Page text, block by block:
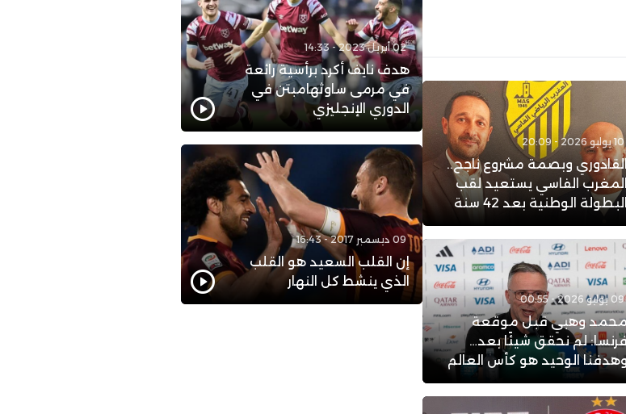
10 يوليو 2026 - 20:09
القادوري وبصمة مشروع ناجح..
الفاسي يستعيد لقب
البطولة الوطنية بعد 42 سنة
09 يوليو 2026 - 00:55
وهبي قبل موقعة
لم نحقق شيئًا بعد…
وهدفنا الوحيد هو كأس العالم
02 أبريل 2023 - 14:33
هدف نايف أكرد برأسية رائعة
في مرمى ساوثهامبتن في
الدوري الإنجليزي
09 ديسمبر 2017 - 16:43
إن القلب السعيد هو القلب
الذي ينشط كل النهار